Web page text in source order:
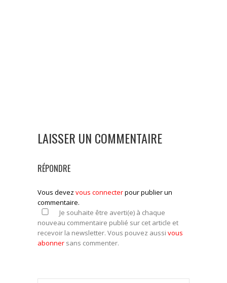
LAISSER UN COMMENTAIRE
RÉPONDRE
Vous devez vous connecterpour publier un
commentaire.
Je souhaite être averti(e) à chaque
nouveau commentaire publié sur cet article et
recevoir la newsletter. Vous pouvez aussi vous
abonner sans commenter.